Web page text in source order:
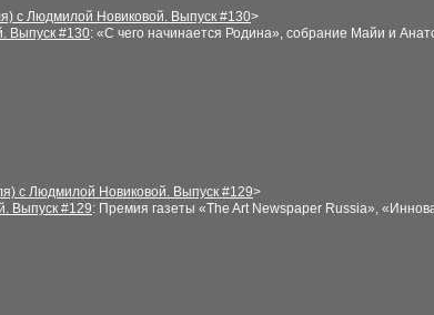
с Людмилой Новиковой. Выпуск #130>
Выпуск #130: «С чего начинается Родина», собрание Майи и
с Людмилой Новиковой. Выпуск #129>
Выпуск #129: Премия газеты «The Art Newspaper Russia»,